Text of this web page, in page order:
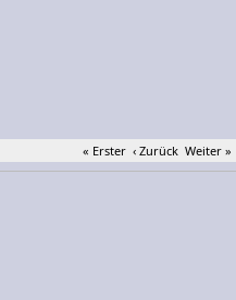
« Erster ‹ Zurück Weiter »